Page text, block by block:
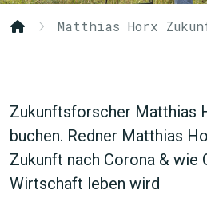
Matthias Horx
Zukunftsforscher Matthias
buchen. Redner Matthias
Zukunft nach Corona & wie
Wirtschaft leben wird